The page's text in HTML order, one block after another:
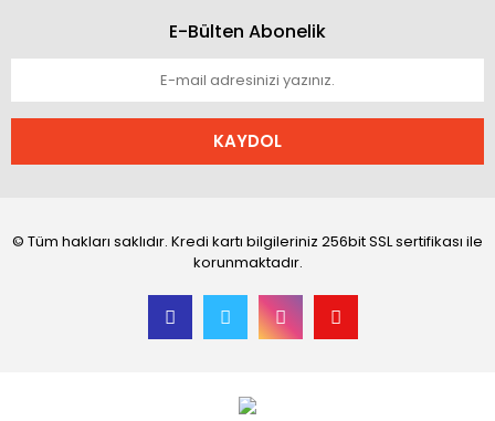
E-Bülten Abonelik
KAYDOL
© Tüm hakları saklıdır. Kredi kartı bilgileriniz 256bit SSL sertifikası ile
korunmaktadır.